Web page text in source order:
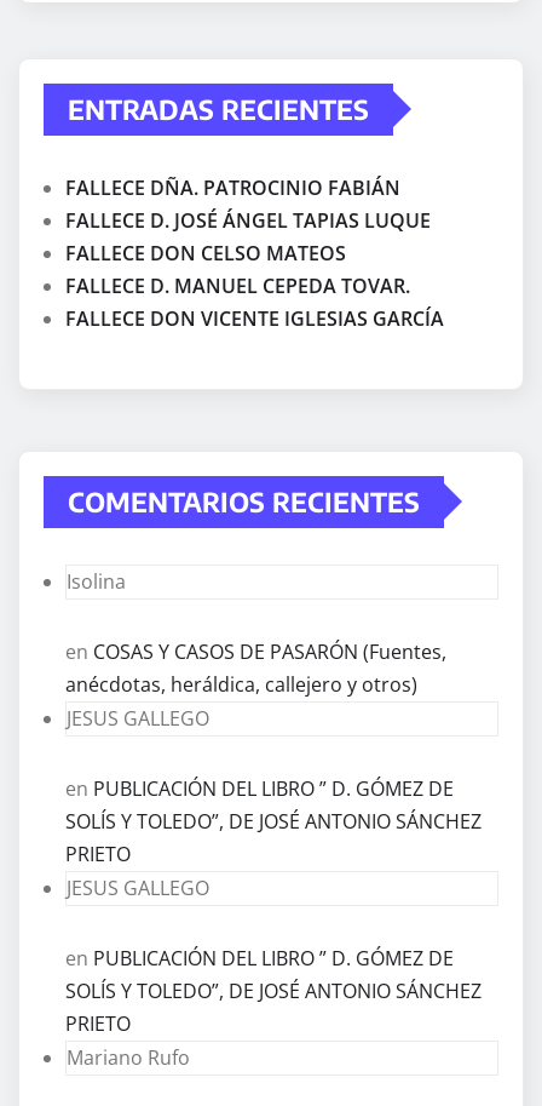
ENTRADAS RECIENTES
FALLECE DÑA. PATROCINIO FABIÁN
FALLECE D. JOSÉ ÁNGEL TAPIAS LUQUE
FALLECE DON CELSO MATEOS
FALLECE D. MANUEL CEPEDA TOVAR.
FALLECE DON VICENTE IGLESIAS GARCÍA
COMENTARIOS RECIENTES
Isolina
en COSAS Y CASOS DE PASARÓN (Fuentes,
anécdotas, heráldica, callejero y otros)
JESUS GALLEGO
en PUBLICACIÓN DEL LIBRO ” D. GÓMEZ DE
SOLÍS Y TOLEDO”, DE JOSÉ ANTONIO SÁNCHEZ
PRIETO
JESUS GALLEGO
en PUBLICACIÓN DEL LIBRO ” D. GÓMEZ DE
SOLÍS Y TOLEDO”, DE JOSÉ ANTONIO SÁNCHEZ
PRIETO
Mariano Rufo